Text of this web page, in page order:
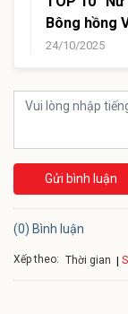
Bông hồng
24/10/2025
Gửi bình luận
(0) Bình luận
Xếp theo: Thời gian